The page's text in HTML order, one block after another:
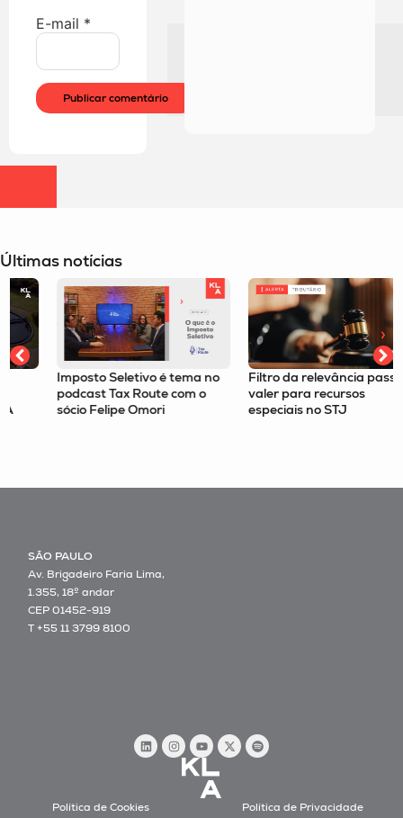
E-mail *
Últimas notícias
Imposto Seletivo é tema no
podcast Tax Route com o
sócio Felipe Omori
Filtro da relevância passa a
valer para recursos
especiais no STJ
SÃO PAULO
Av. Brigadeiro Faria Lima,
1.355, 18º andar
CEP 01452-919
T +55 11 3799 8100
Política de Cookies Política de Privacidade